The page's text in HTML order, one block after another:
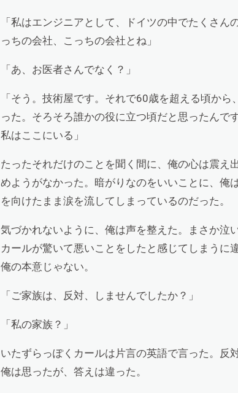
「私はエンジニアとして、ドイツの中でたくさん
っちの会社、こっちの会社とね」
「あ、お医者さんでなく？」
「そう。技術屋です。それで60歳を超える頃から
った。そろそろ誰かの役に立つ頃だと思ったんで
私はここにいる」
たったそれだけのことを聞く間に、俺の心は震え
めようがなかった。暗がりなのをいいことに、俺
を向けたまま涙を流してしまっているのだった。
気づかれないように、俺は声を整えた。まさか泣
カールが驚いて悪いことをしたと感じてしまうに
俺の本意じゃない。
「ご家族は、反対、しませんでしたか？」
「私の家族？」
いたずらっぽくカールは片言の英語で言った。反
俺は思ったが、答えは違った。